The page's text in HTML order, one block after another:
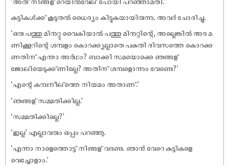
കുട്ടികൾക്ക് കൂടുതൽ ധൈര്യം കിട്ടുകയായിരുന്നു. അവർ ചോദിച്ചു.
‘ഒരു പത്തു മിനുറ്റു വൈകിയാൽ പത്തു മിനുറ്റിന്റെ, അല്ലെങ്കിൽ അര മ
ണിക്കൂറിന്റെ ശമ്പളം കൊറക്ക്യല്ലാതെ പകുതി ദിവസത്തെ കൊറക്ക
ണതിന് എന്താ അർഥം? ബാക്കി സമയൊക്കെ ഞങ്ങള്
ജോലിയെടുക്ക്ണില്ലേ? അതിന് ശമ്പളൊന്നും വേണ്ടെ?’
‘എന്റെ കമ്പനീല്‌ത്തെ നിയമം അതാണ്.’
‘ഞങ്ങള് സമ്മതിക്കില്ല.’
‘സമ്മതിക്കില്ലെ?’
‘ഇല്ല’ എല്ലാവരും ഒപ്പം പറഞ്ഞു.
‘എന്നാ നാളെത്തൊട്ട് നിങ്ങള് വരണ്ട. ഞാൻ വേറെ കുട്ടികളെ
വെച്ചോളാം.’